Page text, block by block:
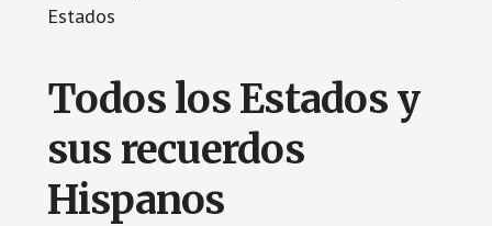
Estados
Todos los Estados y
sus recuerdos
Hispanos